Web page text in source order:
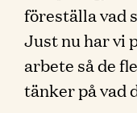
föreställa vad
Just nu har vi
arbete så de
tänker på vad